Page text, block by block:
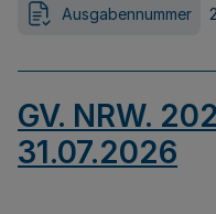
Ausgabennummer
GV. NRW.
31.07.2026